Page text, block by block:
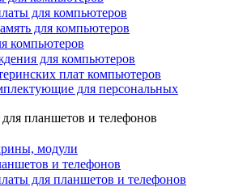
для компьютеров
для компьютеров
компьютеров
для компьютеров
плат компьютеров
для персональных
планшетов и телефонов
модули
и телефонов
для планшетов и телефонов